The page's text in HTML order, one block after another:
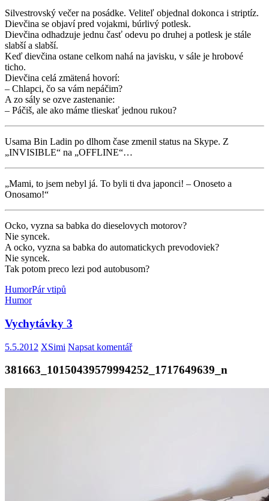
Silvestrovský večer na posádke. Veliteľ objednal dokonca i striptíz.
Dievčina se objaví pred vojakmi, búrlivý potlesk.
Dievčina odhadzuje jednu časť odevu po druhej a potlesk je stále
slabší a slabší.
Keď dievčina ostane celkom nahá na javisku, v sále je hrobové
ticho.
Dievčina celá zmätená hovorí:
– Chlapci, čo sa vám nepáčim?
A zo sály se ozve zastenanie:
– Páčiš, ale ako máme tlieskať jednou rukou?
Usama Bin Ladin po dlhom čase zmenil status na Skype. Z
„INVISIBLE“ na „OFFLINE“…
„Mami, to jsem nebyl já. To byli ti dva japonci! – Onoseto a
Onosamo!“
Ocko, vyzna sa babka do dieselovych motorov?
Nie syncek.
A ocko, vyzna sa babka do automatickych prevodoviek?
Nie syncek.
Tak potom preco lezi pod autobusom?
HumorPár vtipů
Humor
Vychytávky 3
5.5.2012 XSimi Napsat komentář
381663_10150439579994252_1717649639_n